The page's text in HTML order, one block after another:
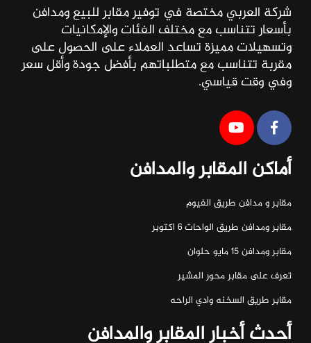
شركة العربي مختصة في توفير مقابر للبيع ومدافن
بأسعار تتناسب مع مختلف الفئات والإمكانيات
وتسهيلات مميزة تساعد العملاء على الحصول على
مقربة تتناسب مع متطلباتهم بأفضل جودة وأقل سعر
وفي وقت قياسي.
أماكن المقابر والمدافن
مقابر و مدافن طريق الفيوم
مقابر ومدافن طريق الواحات ٦ اكتوبر
مقابر ومدافن ١٥ مايو حلوان
تعرف على مقابر محور المشير
مقابر طريق السخنه وادي الراحه
أحدث أخبار المقابر والمدافن